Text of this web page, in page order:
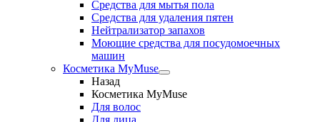
Средства для мытья пола
Средства для удаления пятен
Нейтрализатор запахов
Моющие средства для посудомоечных
машин
Косметика MyMuse
Назад
Косметика MyMuse
Для волос
Для лица